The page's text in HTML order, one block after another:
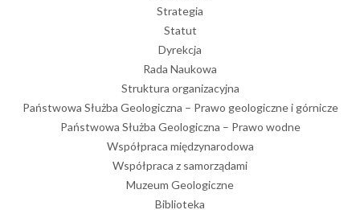
Strategia
Statut
Dyrekcja
Rada Naukowa
Struktura organizacyjna
Państwowa Służba Geologiczna – Prawo geologiczne i górnicze
Państwowa Służba Geologiczna – Prawo wodne
Współpraca międzynarodowa
Współpraca z samorządami
Muzeum Geologiczne
Biblioteka